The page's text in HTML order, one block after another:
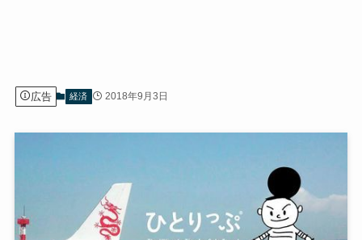
広告 経済 2018年9月3日